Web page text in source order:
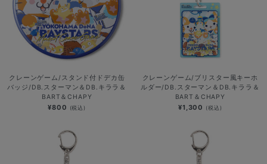
クレーンゲーム/スタンド付ドデカ缶
バッジ/DB.スターマン＆DB.キララ＆
BART＆CHAPY
¥800 (税込)
クレーンゲーム/ブリスター風キーホ
ルダー/DB.スターマン＆DB.キララ＆
BART＆CHAPY
¥1,300 (税込)